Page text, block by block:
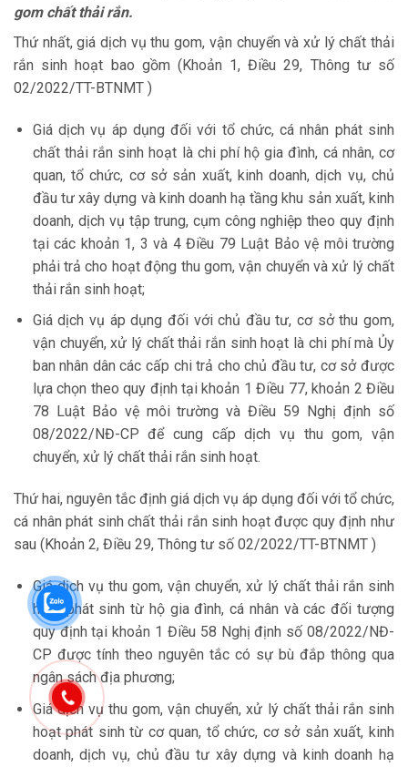
gom chất thải rắn.
Thứ nhất, giá dịch vụ thu gom, vận chuyển và xử lý chất thải
rắn sinh hoạt bao gồm (Khoản 1, Điều 29, Thông tư số
02/2022/TT-BTNMT )
Giá dịch vụ áp dụng đối với tổ chức, cá nhân phát sinh
chất thải rắn sinh hoạt là chi phí hộ gia đình, cá nhân, cơ
quan, tổ chức, cơ sở sản xuất, kinh doanh, dịch vụ, chủ
đầu tư xây dựng và kinh doanh hạ tầng khu sản xuất, kinh
doanh, dịch vụ tập trung, cụm công nghiệp theo quy định
tại các khoản 1, 3 và 4 Điều 79 Luật Bảo vệ môi trường
phải trả cho hoạt động thu gom, vận chuyển và xử lý chất
thải rắn sinh hoạt;
Giá dịch vụ áp dụng đối với chủ đầu tư, cơ sở thu gom,
vận chuyển, xử lý chất thải rắn sinh hoạt là chi phí mà Ủy
ban nhân dân các cấp chi trả cho chủ đầu tư, cơ sở được
lựa chọn theo quy định tại khoản 1 Điều 77, khoản 2 Điều
78 Luật Bảo vệ môi trường và Điều 59 Nghị định số
08/2022/NĐ-CP để cung cấp dịch vụ thu gom, vận
chuyển, xử lý chất thải rắn sinh hoạt.
Thứ hai, nguyên tắc định giá dịch vụ áp dụng đối với tổ chức,
cá nhân phát sinh chất thải rắn sinh hoạt được quy định như
sau (Khoản 2, Điều 29, Thông tư số 02/2022/TT-BTNMT )
Giá dịch vụ thu gom, vận chuyển, xử lý chất thải rắn sinh
hoạt phát sinh từ hộ gia đình, cá nhân và các đối tượng
quy định tại khoản 1 Điều 58 Nghị định số 08/2022/NĐ-
CP được tính theo nguyên tắc có sự bù đắp thông qua
ngân sách địa phương;
Giá dịch vụ thu gom, vận chuyển, xử lý chất thải rắn sinh
hoạt phát sinh từ cơ quan, tổ chức, cơ sở sản xuất, kinh
doanh, dịch vụ, chủ đầu tư xây dựng và kinh doanh hạ